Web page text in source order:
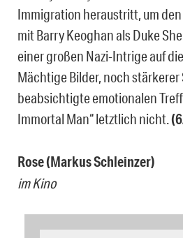
Immigration heraustritt, um
mit Barry Keoghan als Duke
einer großen Nazi-Intrige auf
Mächtige Bilder, noch stärkerer
beabsichtigte emotionalen
Immortal Man“ letztlich nicht.
Rose (Markus Schleinzer)
im Kino